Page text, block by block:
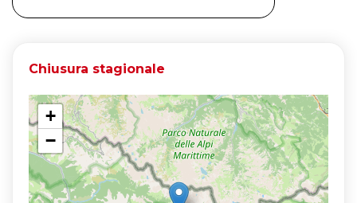
Chiusura stagionale
+
−